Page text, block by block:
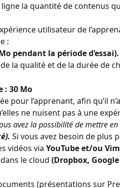
la quantité de contenus
utilisateur de
:
pendant la période d’essai).
la qualité et de la durée de
: 30 Mo
pour l’apprenant, afin qu’il
ne nuisent pas à une
avez la possibilité de mettre
Si vous avez besoin de plus
vidéos via YouTube et/ou
le cloud (Dropbox,
(présentations sur